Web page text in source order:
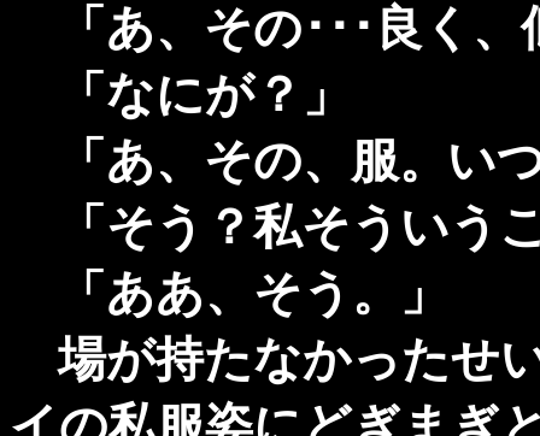
「あ、その･･･良く、
「なにが？」
「あ、その、服。い
「そう？私そういう
「ああ、そう。」
場が持たなかったせ